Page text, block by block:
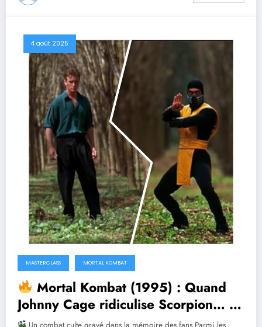
4 août 2025
MASTERCLASS MORTAL KOMBAT
Mortal Kombat (1995) : Quand
Johnny Cage ridiculise Scorpion… ou
lui rend hommage ?
Un combat culte gravé dans la mémoire des fans Parmi les